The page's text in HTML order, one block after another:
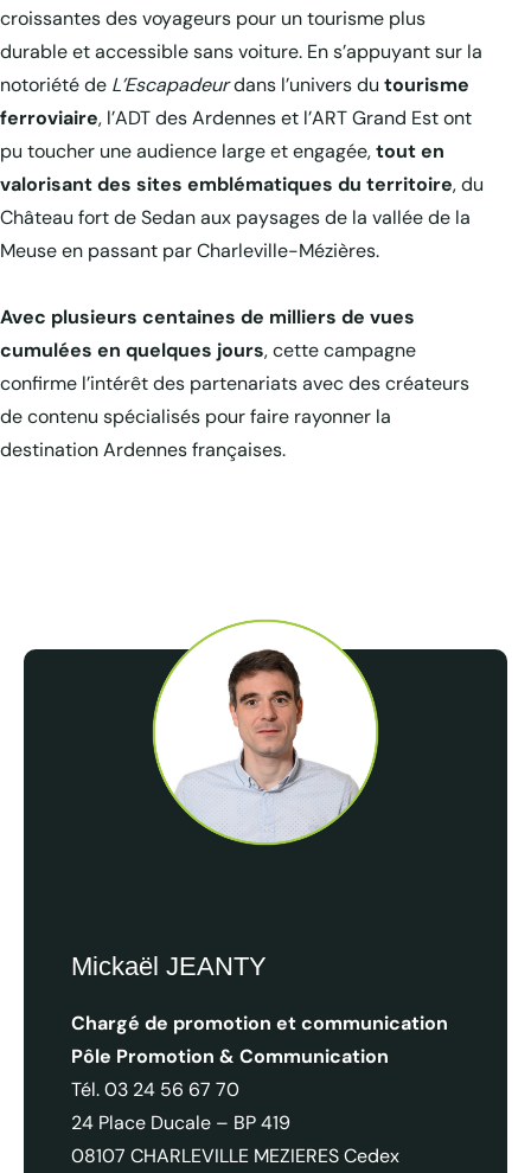
croissantes des voyageurs pour un tourisme plus
durable et accessible sans voiture. En s’appuyant sur la
notoriété de L’Escapadeurdans l’univers du tourisme
ferroviaire, l’ADT des Ardennes et l’ART Grand Est ont
pu toucher une audience large et engagée,tout en
valorisant des sites emblématiques du territoire, du
Château fort de Sedan aux paysages de la vallée de la
Meuse en passant par Charleville-Mézières.
Avec plusieurs centaines de milliers de vues
cumulées en quelques jours, cette campagne
confirme l’intérêt des partenariats avec des créateurs
de contenu spécialisés pour faire rayonner la
destination Ardennes françaises.
Mickaël JEANTY
Chargé de promotion et communication
Pôle Promotion & Communication
Tél. 03 24 56 67 70
24 Place Ducale – BP 419
08107 CHARLEVILLE MEZIERES Cedex